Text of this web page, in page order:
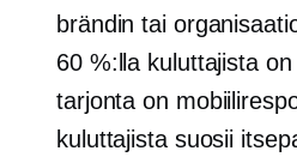
brändin tai
60 %:lla kuluttajista
tarjonta on
kuluttajista suosii